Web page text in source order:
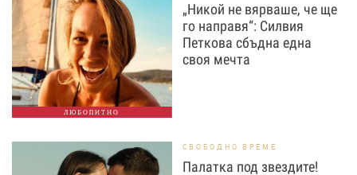
ЛЮБОПИТНО
„Никой не вярваше, че ще
го направя“: Силвия
Петкова сбъдна една
своя мечта
СВОБОДНО ВРЕМЕ
Палатка под звездите!